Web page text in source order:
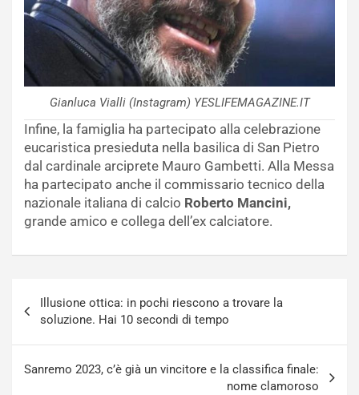
Gianluca Vialli (Instagram) YESLIFEMAGAZINE.IT
Infine, la famiglia ha partecipato alla celebrazione
eucaristica presieduta nella basilica di San Pietro
dal cardinale arciprete Mauro Gambetti. Alla Messa
ha partecipato anche il commissario tecnico della
nazionale italiana di calcio Roberto Mancini,
grande amico e collega dell’ex calciatore.
articoli
Illusione ottica: in pochi riescono a trovare la
soluzione. Hai 10 secondi di tempo
Sanremo 2023, c’è già un vincitore e la classifica finale:
nome clamoroso